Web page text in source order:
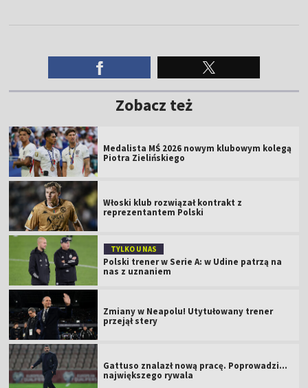
Zobacz też
Medalista MŚ 2026 nowym klubowym kolegą
Piotra Zielińskiego
Włoski klub rozwiązał kontrakt z
reprezentantem Polski
TYLKO U NAS
Polski trener w Serie A: w Udine patrzą na
nas z uznaniem
Zmiany w Neapolu! Utytułowany trener
przejął stery
Gattuso znalazł nową pracę. Poprowadzi...
największego rywala